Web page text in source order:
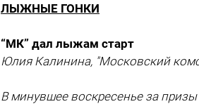
ЛЫЖНЫЕ ГОНКИ
“МК” дал лыжам старт
Юлия Калинина, "Московский
В минувшее воскресенье за